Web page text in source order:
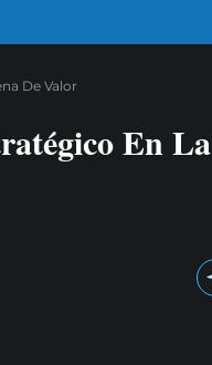
De Valor
En La